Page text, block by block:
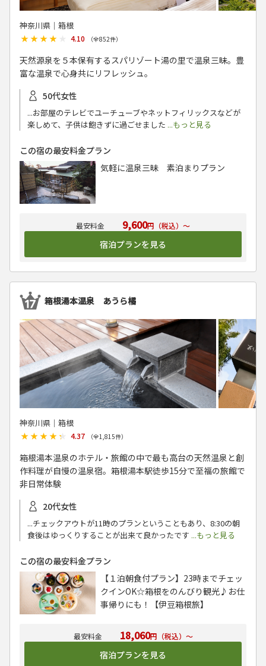
神奈川県│箱根
★★★★★
★★★★★ 4.10 （全852件）
天然源泉を５本保有するスパリゾート湯の里で温泉三昧。豊
富な温泉で心身共にリフレッシュ。
50代女性
...お部屋のテレビでユーチューブやネットフィリックスなどが
楽しめて、子供は飽きずに過ごせました ...もっと見る
9,600円（税込）～
宿泊プランを見る
この宿の最安料金プラン
気軽に温泉三昧 素泊まりプラン
箱根湯本温泉 あうら橘
神奈川県│箱根
★★★★★
★★★★★ 4.37 （全1,815件）
箱根湯本温泉のホテル・旅館の中で最も高台の天然温泉と創
作料理が自慢の温泉宿。箱根湯本駅徒歩15分で至福の旅館で
非日常体験
20代女性
...チェックアウトが11時のプランということもあり、8:30の朝
食後はゆっくりすることが出来て良かったです ...もっと見る
18,060円（税込）～
宿泊プランを見る
この宿の最安料金プラン
【１泊朝食付プラン】23時までチェッ
クインOK☆箱根をのんびり観光♪お仕
事帰りにも！【伊豆箱根旅】